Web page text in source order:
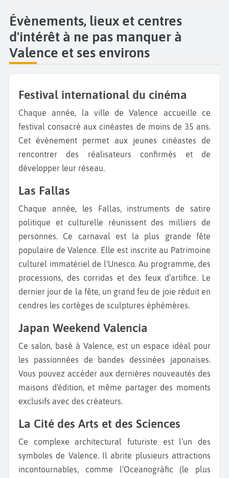
Évènements, lieux et centres
d'intérêt à ne pas manquer à
Valence et ses environs
Festival international du cinéma
Chaque année, la ville de Valence accueille ce
festival consacré aux cinéastes de moins de 35 ans.
Cet évènement permet aux jeunes cinéastes de
rencontrer des réalisateurs confirmés et de
développer leur réseau.
Las Fallas
Chaque année, les Fallas, instruments de satire
politique et culturelle réunissent des milliers de
personnes. Ce carnaval est la plus grande fête
populaire de Valence. Elle est inscrite au Patrimoine
culturel immatériel de l'Unesco. Au programme, des
processions, des corridas et des feux d’artifice. Le
dernier jour de la fête, un grand feu de joie réduit en
cendres les cortèges de sculptures éphémères.
Japan Weekend Valencia
Ce salon, basé à Valence, est un espace idéal pour
les passionnées de bandes dessinées japonaises.
Vous pouvez accéder aux dernières nouveautés des
maisons d'édition, et même partager des moments
exclusifs avec des créateurs.
La Cité des Arts et des Sciences
Ce complexe architectural futuriste est l’un des
symboles de Valence. Il abrite plusieurs attractions
incontournables, comme l’Oceanogràfic (le plus